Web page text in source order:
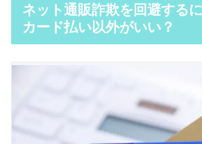
ネット通販詐欺を回避する
カード払い以外がいい？